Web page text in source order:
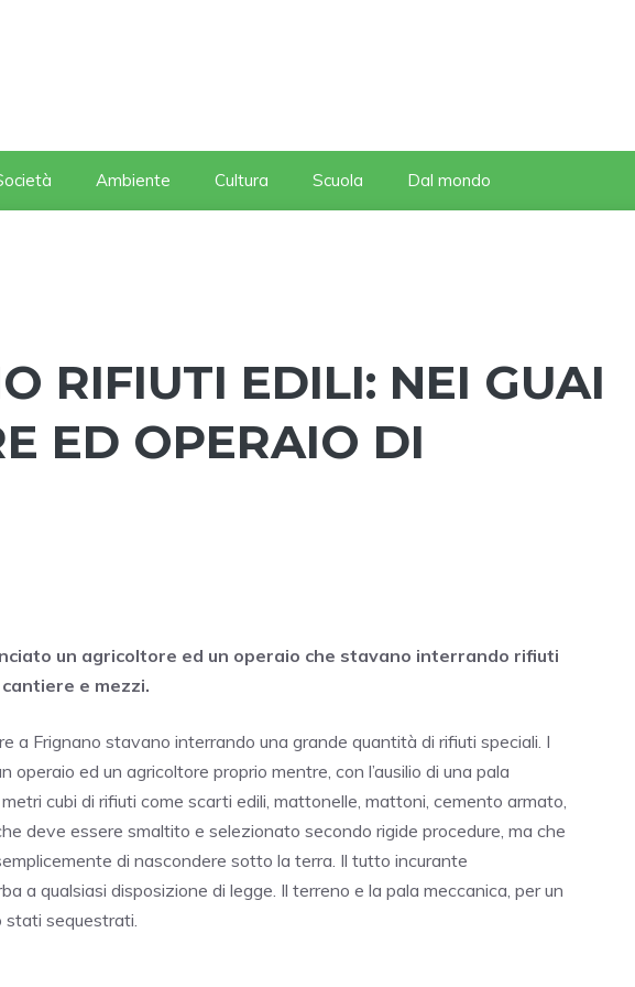
Ambiente Cultura Scuola Dal mondo
RIFIUTI EDILI: NEI GUAI
ED OPERAIO DI
un agricoltore ed un operaio che stavano interrando rifiuti
e mezzi.
a Frignano stavano interrando una grande quantità di rifiuti speciali. I
operaio ed un agricoltore proprio mentre, con l’ausilio di una pala
cubi di rifiuti come scarti edili, mattonelle, mattoni, cemento armato,
deve essere smaltito e selezionato secondo rigide procedure, ma che
di nascondere sotto la terra. Il tutto incurante
a qualsiasi disposizione di legge. Il terreno e la pala meccanica, per un
stati sequestrati.